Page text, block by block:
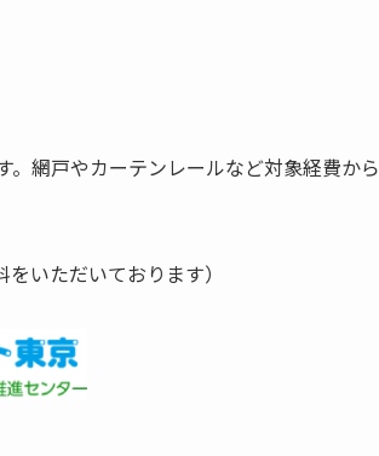
網戸やカーテンレールなど対象経費から
いただいております）